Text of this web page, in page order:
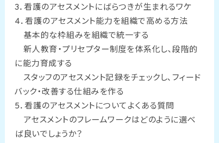
3．看護のアセスメントにばらつきが生まれるワケ
4．看護のアセスメント能力を組織で高める方法
基本的な枠組みを組織で統一する
新人教育・プリセプター制度を体系化し、段階的
に能力育成する
スタッフのアセスメント記録をチェックし、フィード
バック・改善する仕組みを作る
5．看護のアセスメントについてよくある質問
アセスメントのフレームワークはどのように選べ
ば良いでしょうか？